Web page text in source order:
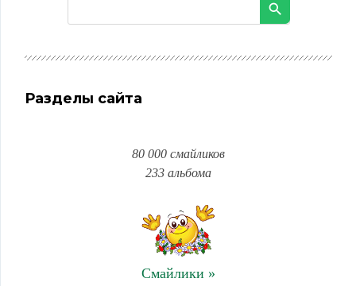
Разделы сайта
80 000 смайликов
233 альбома
Смайлики »